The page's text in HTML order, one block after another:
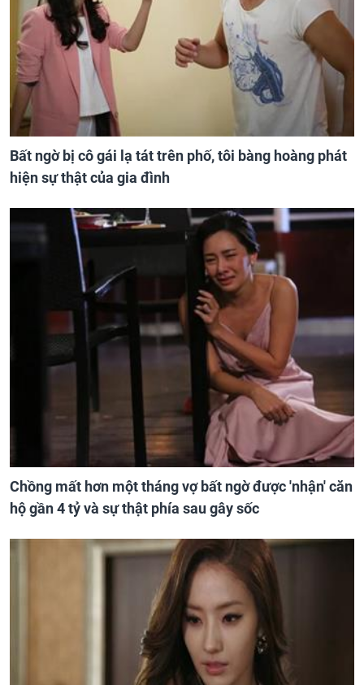
Bất ngờ bị cô gái lạ tát trên phố, tôi bàng hoàng phát
hiện sự thật của gia đình
Chồng mất hơn một tháng vợ bất ngờ được 'nhận' căn
hộ gần 4 tỷ và sự thật phía sau gây sốc